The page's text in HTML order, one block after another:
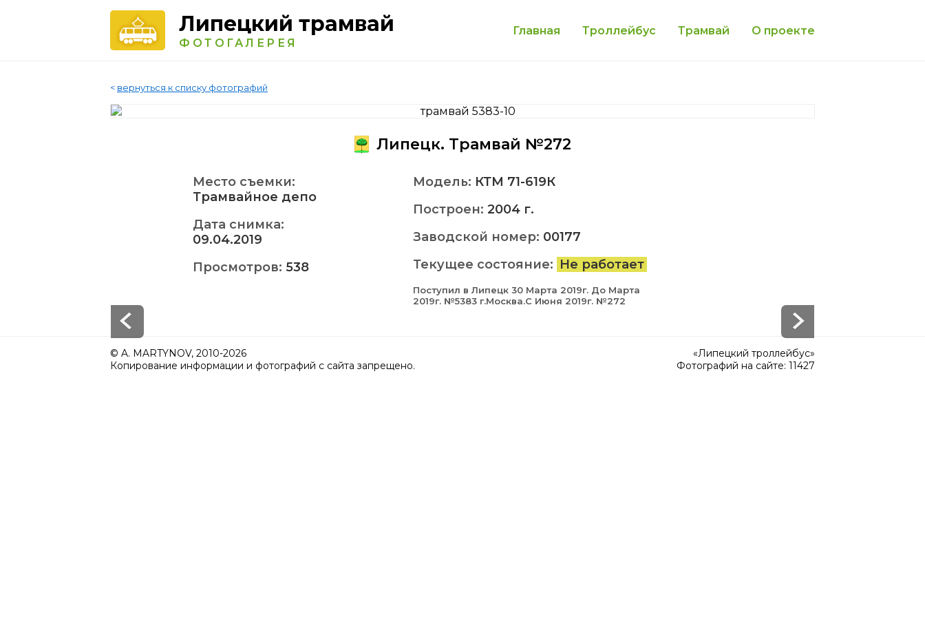
Липецкий трамвай
ФОТОГАЛЕРЕЯ
Главная Троллейбус Трамвай О проекте
< вернуться к списку фотографий
Липецк. Трамвай №272
Место съемки:
Трамвайное депо
Дата снимка:
09.04.2019
Просмотров: 538
Модель: КТМ 71-619К
Построен: 2004 г.
Заводской номер: 00177
Текущее состояние: Не работает
Поступил в Липецк 30 Марта 2019г. До Марта
2019г. №5383 г.Москва.С Июня 2019г. №272
© A. MARTYNOV, 2010-2026
Копирование информации и фотографий с сайта запрещено.
«Липецкий троллейбус»
Фотографий на сайте: 11427